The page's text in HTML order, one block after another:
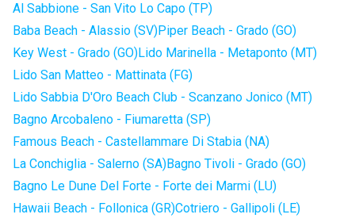
Al Sabbione - San Vito Lo Capo (TP)
Baba Beach - Alassio (SV)Piper Beach - Grado (GO)
Key West - Grado (GO)Lido Marinella - Metaponto (MT)
Lido San Matteo - Mattinata (FG)
Lido Sabbia D'Oro Beach Club - Scanzano Jonico (MT)
Bagno Arcobaleno - Fiumaretta (SP)
Famous Beach - Castellammare Di Stabia (NA)
La Conchiglia - Salerno (SA)Bagno Tivoli - Grado (GO)
Bagno Le Dune Del Forte - Forte dei Marmi (LU)
Hawaii Beach - Follonica (GR)Cotriero - Gallipoli (LE)